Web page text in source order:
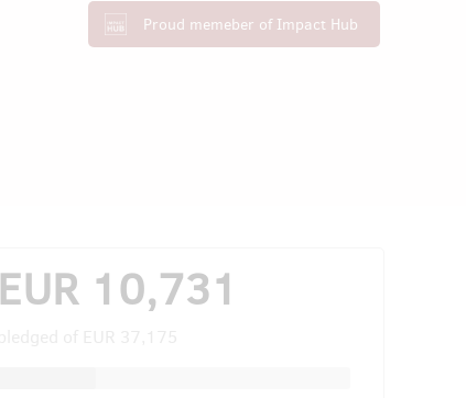
Proud memeber of Impact Hub
EUR 10,731